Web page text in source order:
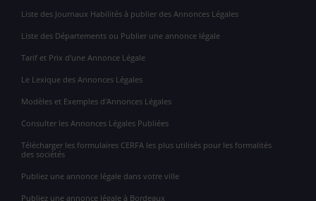
Liste des Journaux Habilités à publier des Annonces Légales
Liste des Départements ou Publier une annonce légale
Tarif et Prix d'une Annonce Légale
Le Lexique des Annonces Légales
Modèles et Exemples d'Annonces Légales
Consulter les Annonces Légales Publiées
Télécharger les formulaires CERFA les plus utilisés pour les formalités
des sociétés
Publiez une annonce légale dans votre ville
Publiez une annonce légale à Bordeaux